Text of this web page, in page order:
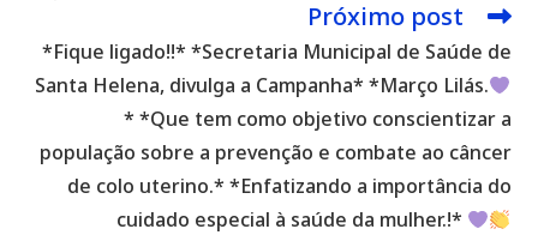
Próximo post
*Fique ligado!!* *Secretaria Municipal de Saúde de
Santa Helena, divulga a Campanha* *Março Lilás.
* *Que tem como objetivo conscientizar a
população sobre a prevenção e combate ao câncer
de colo uterino.* *Enfatizando a importância do
cuidado especial à saúde da mulher.!*